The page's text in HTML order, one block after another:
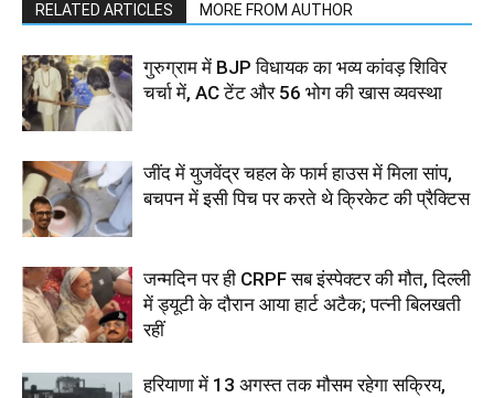
RELATED ARTICLES MORE FROM AUTHOR
गुरुग्राम में BJP विधायक का भव्य कांवड़ शिविर
चर्चा में, AC टेंट और 56 भोग की खास व्यवस्था
जींद में युजवेंद्र चहल के फार्म हाउस में मिला सांप,
बचपन में इसी पिच पर करते थे क्रिकेट की प्रैक्टिस
जन्मदिन पर ही CRPF सब इंस्पेक्टर की मौत, दिल्ली
में ड्यूटी के दौरान आया हार्ट अटैक; पत्नी बिलखती
रहीं
हरियाणा में 13 अगस्त तक मौसम रहेगा सक्रिय,